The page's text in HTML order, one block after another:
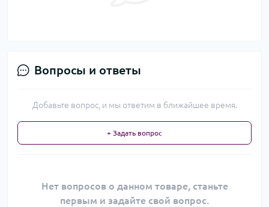
Вопросы и ответы
Добавьте вопрос, и мы ответим в ближайшее время.
+ Задать вопрос
Нет вопросов о данном товаре, станьте
первым и задайте свой вопрос.